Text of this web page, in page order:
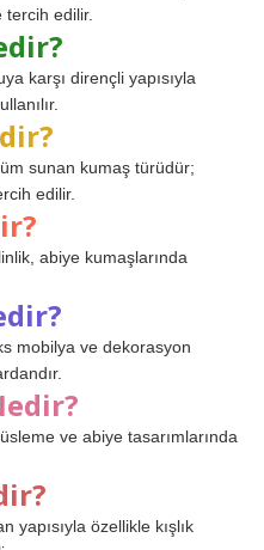
tercih edilir.
karşı dirençli yapısıyla
sunan kumaş türüdür;
edilir.
abiye kumaşlarında
mobilya ve dekorasyon
ve abiye tasarımlarında
yapısıyla özellikle kışlık